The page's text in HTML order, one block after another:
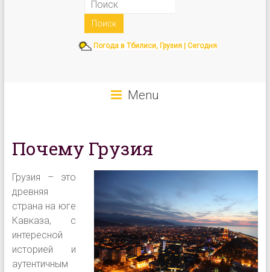
Погода в Тбилиси, Грузия | Сегодня
Menu
Почему Грузия
Грузия – это
древняя
страна на юге
Кавказа, с
интересной
историей и
аутентичным